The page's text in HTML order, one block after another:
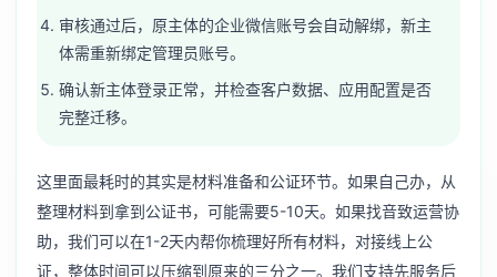
审核通过后，原主体的企业微信账号会自动解绑，新主
体需重新绑定管理员账号。
确认新主体登录正常，并检查客户数据、应用配置是否
完整迁移。
这里面最耗时的其实是材料准备和公证环节。如果自己办，从
整理材料到拿到公证书，可能需要5-10天。如果找音致运营协
助，我们可以在1-2天内帮你梳理好所有材料，对接线上公
证，整体时间可以压缩到原来的三分之一。我们支持先服务后